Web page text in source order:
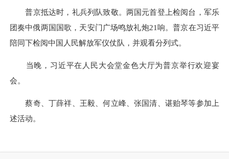
普京抵达时，礼兵列队致敬。两国元首登上检阅台，军乐
团奏中俄两国国歌，天安门广场鸣放礼炮21响。普京在习近平
陪同下检阅中国人民解放军仪仗队，并观看分列式。
当晚，习近平在人民大会堂金色大厅为普京举行欢迎宴
会。
蔡奇、丁薛祥、王毅、何立峰、张国清、谌贻琴等参加上
述活动。